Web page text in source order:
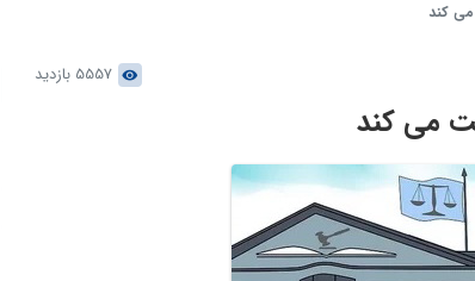
کند
5557 بازدید
می کند